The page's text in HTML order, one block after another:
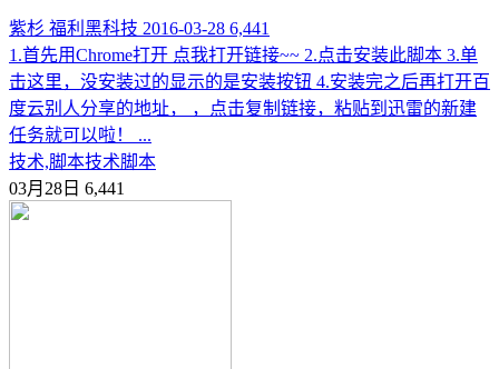
紫杉 福利黑科技 2016-03-28 6,441
1.首先用Chrome打开 点我打开链接~~ 2.点击安装此脚本 3.单
击这里，没安装过的显示的是安装按钮 4.安装完之后再打开百
度云别人分享的地址， ，点击复制链接，粘贴到迅雷的新建
任务就可以啦！ ...
技术,脚本技术脚本
03月28日 6,441